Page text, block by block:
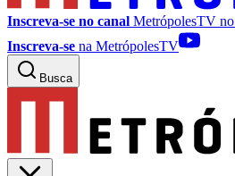
Inscreva-se no canal MetrópolesTV no
Inscreva-se na MetrópolesTV
Busca